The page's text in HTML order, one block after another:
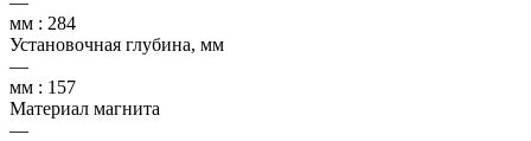
мм : 284
Установочная глубина, мм
—
мм : 157
Материал магнита
—